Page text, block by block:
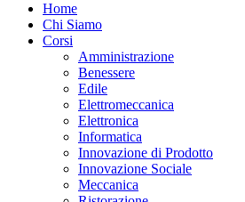
Home
Chi Siamo
Corsi
Amministrazione
Benessere
Edile
Elettromeccanica
Elettronica
Informatica
Innovazione di Prodotto
Innovazione Sociale
Meccanica